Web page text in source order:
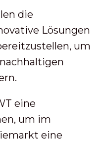
die
Lösungen
um
eine
um im
eine